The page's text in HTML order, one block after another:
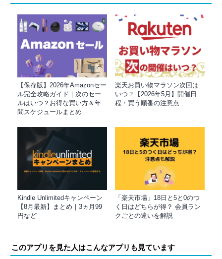
【保存版】2026年Amazonセー
ル完全攻略ガイド｜次のセー
ルはいつ？お得な買い方＆年
間スケジュールまとめ
楽天お買い物マラソン次回は
いつ？【2026年5月】開催日
程・買う順番の注意点
Kindle Unlimitedキャンペーン
【8月最新】まとめ｜3ヵ月99
円など
「楽天市場」18日と5と0のつ
く日はどちらが得？ 会員ラン
クごとの違いを解説
このアプリを見た人はこんなアプリも見ています